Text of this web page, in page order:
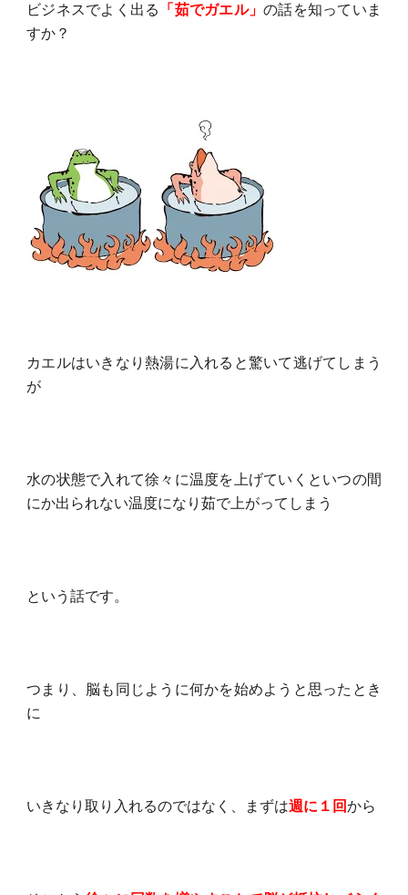
ビジネスでよく出る 「茹でガエル」の話を知っていま
すか？
カエルはいきなり熱湯に入れると驚いて逃げてしまう
が
水の状態で入れて徐々に温度を上げていくといつの間
にか出られない温度になり茹で上がってしまう
という話です。
つまり、脳も同じように何かを始めようと思ったとき
に
いきなり取り入れるのではなく、まずは週に１回から